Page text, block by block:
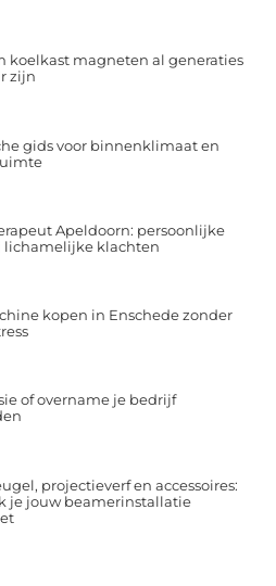
koelkast magneten al generaties
zijn
gids voor binnenklimaat en
Apeldoorn: persoonlijke
lichamelijke klachten
kopen in Enschede zonder
of overname je bedrijf
projectieverf en accessoires:
je jouw beamerinstallatie